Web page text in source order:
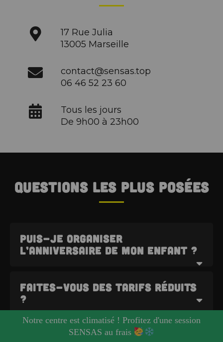
17 Rue Julia
13005 Marseille
contact@sensas.top
06 46 52 23 60
Tous les jours
De 9h00 à 23h00
Questions les plus posées
Puis-je organiser
l’anniversaire de mon enfant ?
mis en place un parcours nous
permettant d'accueillir des groupes
d'enfants pour des anniversaires. Voici
toutes les informations à connaître :
Faites-vous des tarifs réduits
?
Tarifs normaux :
Peut-on modifier le nombre de
Notre centre est climatisé ! Profitez d'une session
SENSAS au frais